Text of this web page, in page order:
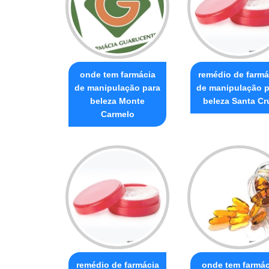
onde tem farmácia
de manipulação para
beleza Monte
Carmelo
remédio de
de manipulação
beleza Santa
remédio de farmácia onde tem